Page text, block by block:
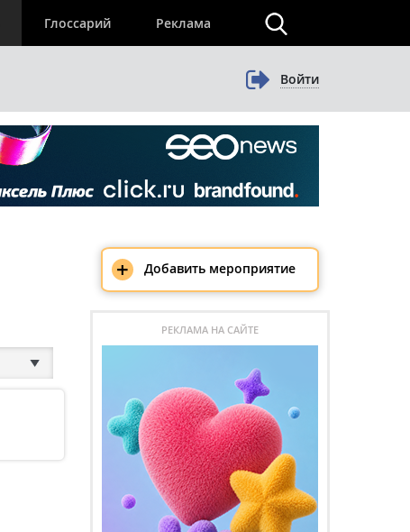
Глоссарий Реклама
Войти
+ Добавить мероприятие
РЕКЛАМА НА САЙТЕ